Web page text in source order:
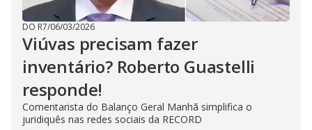
DO R7/06/03/2026
Viúvas precisam fazer
inventário? Roberto Guastelli
responde!
Comentarista do Balanço Geral Manhã simplifica o
juridiquês nas redes sociais da RECORD